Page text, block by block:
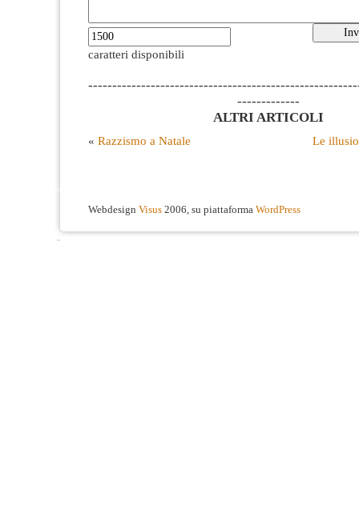
caratteri disponibili
-------------
ALTRI ARTICOLI
« Razzismo a Natale Le
Webdesign Visus 2006, su piattaforma WordPress